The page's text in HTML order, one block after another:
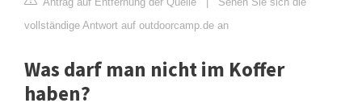
vollständige Antwort auf outdoorcamp.de an
Was darf man nicht im Koffer
haben?